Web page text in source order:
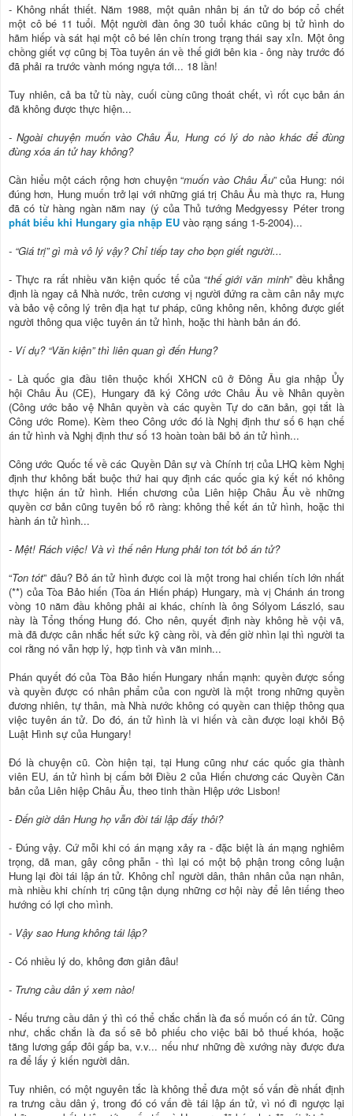
- Không nhất thiết. Năm 1988, một quân nhân bị án tử do bóp cổ chết
một cô bé 11 tuổi. Một người đàn ông 30 tuổi khác cũng bị tử hình do
hãm hiếp và sát hại một cô bé lên chín trong trạng thái say xỉn. Một ông
chồng giết vợ cũng bị Tòa tuyên án về thế giới bên kia - ông này trước đó
đã phải ra trước vành móng ngựa tới... 18 lần!
Tuy nhiên, cả ba tử tù này, cuối cùng cũng thoát chết, vì rốt cục bản án
đã không được thực hiện...
- Ngoài chuyện muốn vào Châu Âu, Hung có lý do nào khác để đùng
đùng xóa án tử hay không?
Cần hiểu một cách rộng hơn chuyện “muốn vào Châu Âu” của Hung: nói
đúng hơn, Hung muốn trở lại với những giá trị Châu Âu mà thực ra, Hung
đã có từ hàng ngàn năm nay (ý của Thủ tướng Medgyessy Péter trong
phát biểu khi Hungary gia nhập EU vào rạng sáng 1-5-2004)...
- “Giá trị” gì mà vô lý vậy? Chỉ tiếp tay cho bọn giết người...
- Thực ra rất nhiều văn kiện quốc tế của “thế giới văn minh” đều khẳng
định là ngay cả Nhà nước, trên cương vị người đứng ra cầm cân nảy mực
và bảo vệ công lý trên địa hạt tư pháp, cũng không nên, không được giết
người thông qua việc tuyên án tử hình, hoặc thi hành bản án đó.
- Ví dụ? “Văn kiện” thì liên quan gì đến Hung?
- Là quốc gia đầu tiên thuộc khối XHCN cũ ở Đông Âu gia nhập Ủy
hội Châu Âu (CE), Hungary đã ký Công ước Châu Âu về Nhân quyền
(Công ước bảo vệ Nhân quyền và các quyền Tự do căn bản, gọi tắt là
Công ước Rome). Kèm theo Công ước đó là Nghị định thư số 6 hạn chế
án tử hình và Nghị định thư số 13 hoàn toàn bãi bỏ án tử hình...
Công ước Quốc tế về các Quyền Dân sự và Chính trị của LHQ kèm Nghị
định thư không bắt buộc thứ hai quy định các quốc gia ký kết nó không
thực hiện án tử hình. Hiến chương của Liên hiệp Châu Âu về những
quyền cơ bản cũng tuyên bố rõ ràng: không thể kết án tử hình, hoặc thi
hành án tử hình...
- Mệt! Rách việc! Và vì thế nên Hung phải ton tót bỏ án tử?
“Ton tót” đâu? Bỏ án tử hình được coi là một trong hai chiến tích lớn nhất
(**) của Tòa Bảo hiến (Tòa án Hiến pháp) Hungary, mà vị Chánh án trong
vòng 10 năm đầu không phải ai khác, chính là ông Sólyom László, sau
này là Tổng thống Hung đó. Cho nên, quyết định này không hề vội vã,
mà đã được cân nhắc hết sức kỹ càng rồi, và đến giờ nhìn lại thì người ta
coi rằng nó vẫn hợp lý, hợp tình và văn minh...
Phán quyết đó của Tòa Bảo hiến Hungary nhấn mạnh: quyền được sống
và quyền được có nhân phẩm của con người là một trong những quyền
đương nhiên, tự thân, mà Nhà nước không có quyền can thiệp thông qua
việc tuyên án tử. Do đó, án tử hình là vi hiến và cần được loại khỏi Bộ
Luật Hình sự của Hungary!
Đó là chuyện cũ. Còn hiện tại, tại Hung cũng như các quốc gia thành
viên EU, án tử hình bị cấm bởi Điều 2 của Hiến chương các Quyền Căn
bản của Liên hiệp Châu Âu, theo tinh thần Hiệp ước Lisbon!
- Đến giờ dân Hung họ vẫn đòi tái lập đấy thôi?
- Đúng vậy. Cứ mỗi khi có án mạng xảy ra - đặc biệt là án mạng nghiêm
trọng, dã man, gây công phẫn - thì lại có một bộ phận trong công luận
Hung lại đòi tái lập án tử. Không chỉ người dân, thân nhân của nạn nhân,
mà nhiều khi chính trị cũng tận dụng những cơ hội này để lên tiếng theo
hướng có lợi cho mình.
- Vậy sao Hung không tái lập?
- Có nhiều lý do, không đơn giản đâu!
- Trưng cầu dân ý xem nào!
- Nếu trưng cầu dân ý thì có thể chắc chắn là đa số muốn có án tử. Cũng
như, chắc chắn là đa số sẽ bỏ phiếu cho việc bãi bỏ thuế khóa, hoặc
tăng lương gấp đôi gấp ba, v.v... nếu như những đề xướng này được đưa
ra để lấy ý kiến người dân.
Tuy nhiên, có một nguyên tắc là không thể đưa một số vấn đề nhất định
ra trưng cầu dân ý, trong đó có vấn đề tái lập án tử, vì nó đi ngược lại